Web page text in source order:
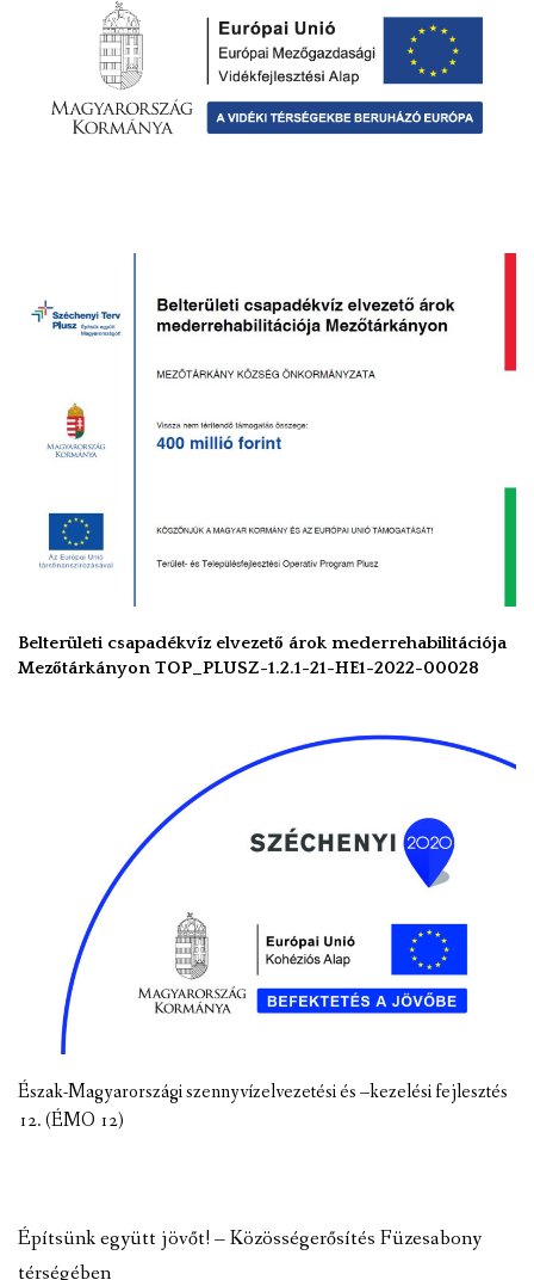
Belterületi csapadékvíz elvezető árok mederrehabilitációja
Mezőtárkányon TOP_PLUSZ-1.2.1-21-HE1-2022-00028
Észak-Magyarországi szennyvízelvezetési és –kezelési fejlesztés
12. (ÉMO 12)
Építsünk együtt jövőt! – Közösségerősítés Füzesabony
térségében